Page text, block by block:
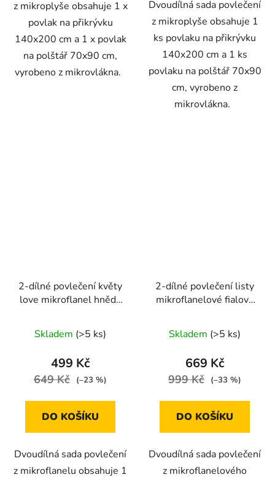
z mikroplyše obsahuje 1 x
povlak na přikrývku
140x200 cm a 1 x povlak
na polštář 70x90 cm,
vyrobeno z mikrovlákna.
Dvoudílná sada povlečení
z mikroplyše obsahuje 1
ks povlaku na přikrývku
140x200 cm a 1 ks
povlaku na polštář 70x90
cm, vyrobeno z
mikrovlákna.
2-dílné povlečení květy
love mikroflanel hnědá
postel
Skladem (>5 ks)
499 Kč
649 Kč (–23 %)
DO KOŠÍKU
Dvoudílná sada povlečení
z mikroflanelu obsahuje 1
2-dílné povlečení listy
mikroflanelové fialová
postel
Skladem (>5 ks)
669 Kč
999 Kč (–33 %)
DO KOŠÍKU
Dvoudílná sada povlečení
z mikroflanelového